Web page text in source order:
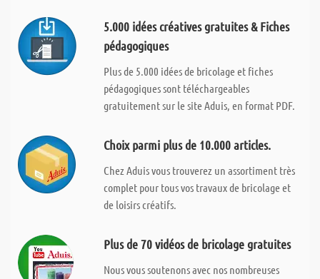
5.000 idées créatives gratuites & Fiches
pédagogiques
Plus de 5.000 idées de bricolage et fiches
pédagogiques sont téléchargeables
gratuitement sur le site Aduis, en format PDF.
Choix parmi plus de 10.000 articles.
Chez Aduis vous trouverez un assortiment très
complet pour tous vos travaux de bricolage et
de loisirs créatifs.
Plus de 70 vidéos de bricolage gratuites
Nous vous soutenons avec nos nombreuses